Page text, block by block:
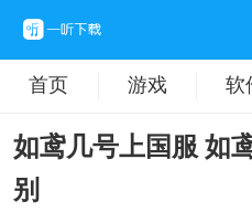
首页 游戏 软
如鸢几号上国服 如
别